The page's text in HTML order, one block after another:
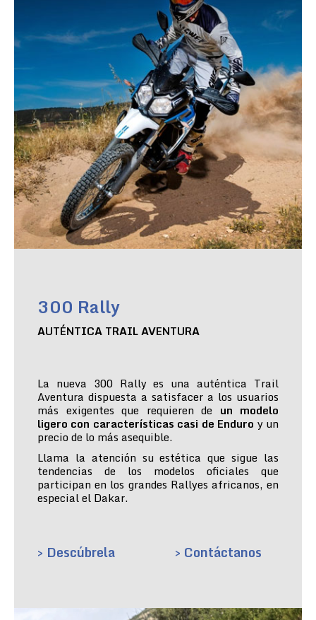
300 Rally
AUTÉNTICA TRAIL AVENTURA
La nueva 300 Rally es una auténtica Trail
Aventura dispuesta a satisfacer a los usuarios
más exigentes que requieren de un modelo
ligero con características casi de Enduro y un
precio de lo más asequible.
Llama la atención su estética que sigue las
tendencias de los modelos oficiales que
participan en los grandes Rallyes africanos, en
especial el Dakar.
> Descúbrela > Contáctanos